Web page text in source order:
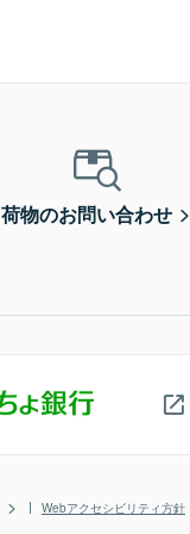
荷物のお問い合わせ
Webアクセシビリティ方針